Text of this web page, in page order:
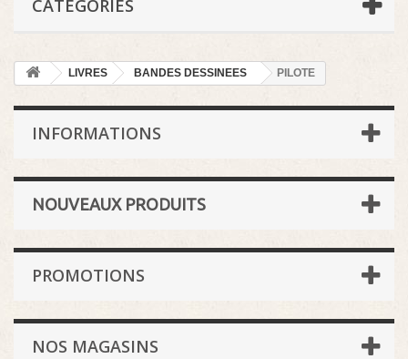
CATÉGORIES
LIVRES BANDES DESSINEES PILOTE
INFORMATIONS
NOUVEAUX PRODUITS
PROMOTIONS
NOS MAGASINS